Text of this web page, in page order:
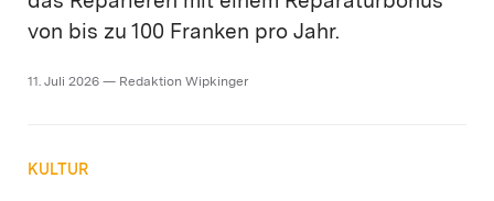
von bis zu 100 Franken pro Jahr.
11. Juli 2026 — Redaktion Wipkinger
KULTUR